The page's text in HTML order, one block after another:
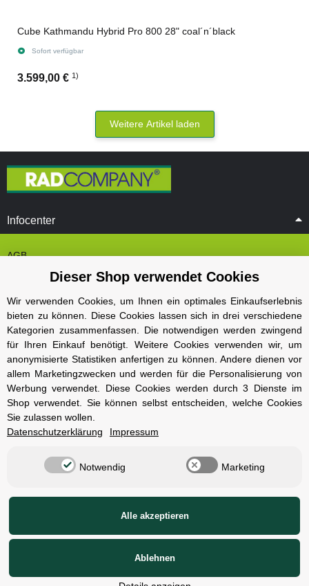
Cube Kathmandu Hybrid Pro 800 28" coal´n´black
Sofort verfügbar
3.599,00 € 1)
Weitere Artikel laden
Infocenter
AGB
Cookie Einstelungen
Datenschutz
Impressum
Kontakt und Öffnungszeiten
Versand und Zahlungsarten
Widerrufsbelehrung
Radcompany
Berlin Schöneberg
Cube Store Berlin Marienfelde
Preisempfehlung des Herstellers
Dieser Shop verwendet Cookies
Wir verwenden Cookies, um Ihnen ein optimales Einkaufserlebnis
bieten zu können. Diese Cookies lassen sich in drei verschiedene
Kategorien zusammenfassen. Die notwendigen werden zwingend
für Ihren Einkauf benötigt. Weitere Cookies verwenden wir, um
anonymisierte Statistiken anfertigen zu können. Andere dienen vor
allem Marketingzwecken und werden für die Personalisierung von
Werbung verwendet. Diese Cookies werden durch 3 Dienste im
Shop verwendet. Sie können selbst entscheiden, welche Cookies
Sie zulassen wollen.
Datenschutzerklärung
Impressum
Notwendig Marketing
Alle akzeptieren
Ablehnen